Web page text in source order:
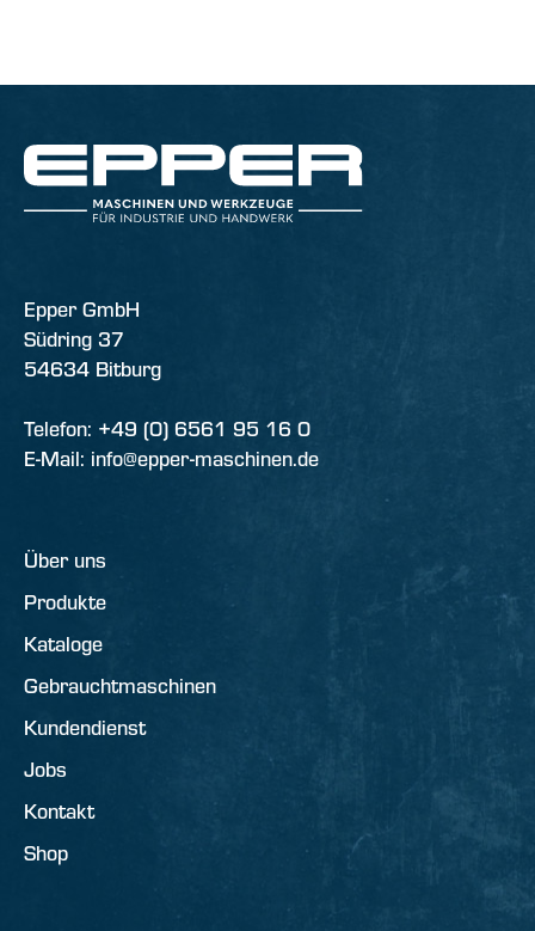
Epper GmbH
Südring 37
54634 Bitburg
Telefon: +49 (0) 6561 95 16 0
E-Mail: info@epper-maschinen.de
Über uns
Produkte
Kataloge
Gebrauchtmaschinen
Kundendienst
Jobs
Kontakt
Shop